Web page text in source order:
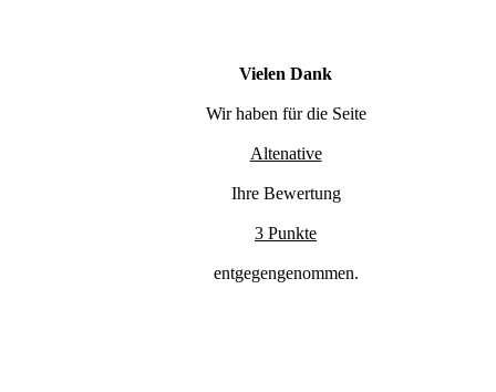
Vielen Dank
Wir haben für die Seite
Altenative
Ihre Bewertung
3 Punkte
entgegengenommen.